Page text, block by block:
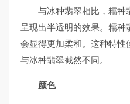
与冰种翡翠相比，糯种
呈现出半透明的效果。糯
会显得更加柔和。这种特
与冰种翡翠截然不同。
颜色